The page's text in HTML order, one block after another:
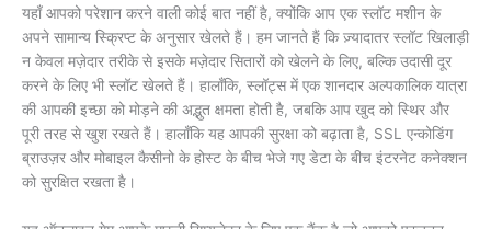
यहाँ आपको परेशान करने वाली कोई बात नहीं है, क्योंकि आप एक स्लॉट मशीन के
अपने सामान्य स्क्रिप्ट के अनुसार खेलते हैं। हम जानते हैं कि ज़्यादातर स्लॉट खिलाड़ी
न केवल मज़ेदार तरीके से इसके मज़ेदार सितारों को खेलने के लिए, बल्कि उदासी दूर
करने के लिए भी स्लॉट खेलते हैं। हालाँकि, स्लॉट्स में एक शानदार अल्पकालिक यात्रा
की आपकी इच्छा को मोड़ने की अद्भुत क्षमता होती है, जबकि आप खुद को स्थिर और
पूरी तरह से खुश रखते हैं। हालाँकि यह आपकी सुरक्षा को बढ़ाता है, SSL एन्कोडिंग
ब्राउज़र और मोबाइल कैसीनो के होस्ट के बीच भेजे गए डेटा के बीच इंटरनेट कनेक्शन
को सुरक्षित रखता है।